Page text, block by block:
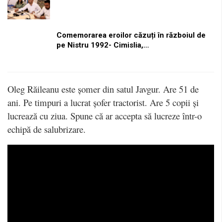
Comemorarea eroilor căzuți în războiul de
pe Nistru 1992- Cimislia,…
Oleg Răileanu este șomer din satul Javgur. Are 51 de
ani. Pe timpuri a lucrat șofer tractorist. Are 5 copii și
lucrează cu ziua. Spune că ar accepta să lucreze într-o
echipă de salubrizare.